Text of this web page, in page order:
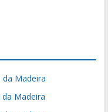
da Madeira
da Madeira